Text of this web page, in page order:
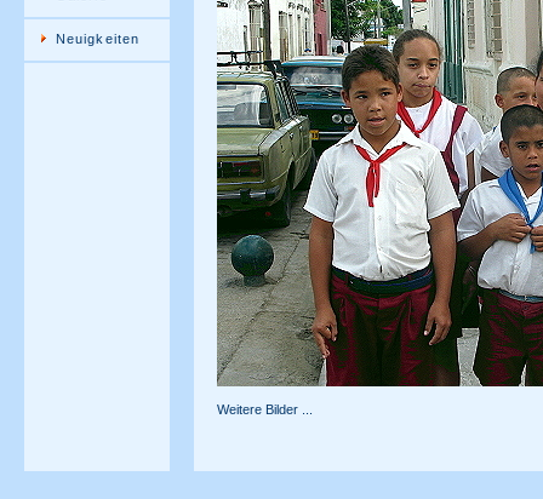
Neuigkeiten
Weitere Bilder ...